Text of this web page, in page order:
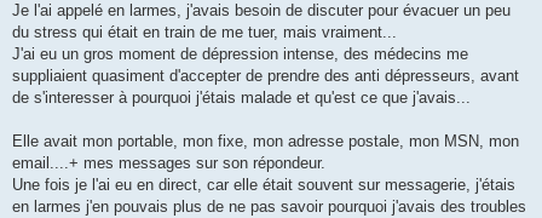
Je l'ai appelé en larmes, j'avais besoin de discuter pour évacuer un peu
du stress qui était en train de me tuer, mais vraiment...
J'ai eu un gros moment de dépression intense, des médecins me
suppliaient quasiment d'accepter de prendre des anti dépresseurs, avant
de s'interesser à pourquoi j'étais malade et qu'est ce que j'avais...
Elle avait mon portable, mon fixe, mon adresse postale, mon MSN, mon
email....+ mes messages sur son répondeur.
Une fois je l'ai eu en direct, car elle était souvent sur messagerie, j'étais
en larmes j'en pouvais plus de ne pas savoir pourquoi j'avais des troubles